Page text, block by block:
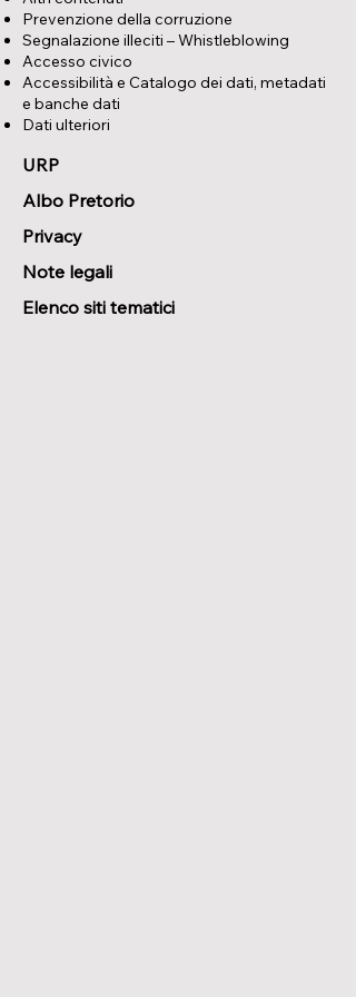
Prevenzione della corruzione
Segnalazione illeciti – Whistleblowing
Accesso civico
Accessibilità e Catalogo dei dati, metadati
e banche dati
Dati ulteriori
URP
Albo Pretorio
Privacy
Note legali
Elenco siti tematici